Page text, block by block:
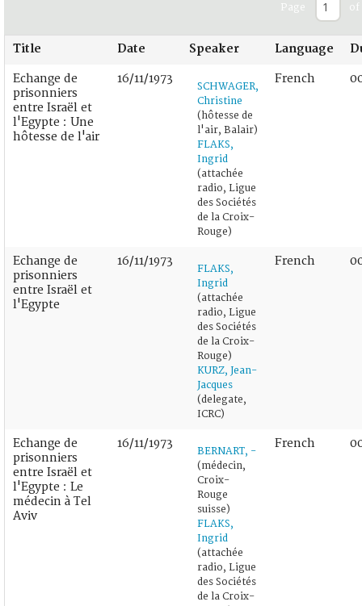
Page of
Title Date Speaker Language
Echange de
prisonniers
entre Israël et
l'Egypte : Une
hôtesse de l'air
16/11/1973
SCHWAGER,
Christine
(hôtesse de
l'air, Balair)
FLAKS,
Ingrid
(attachée
radio, Ligue
des Sociétés
de la Croix-
Rouge)
French
Echange de
prisonniers
entre Israël et
l'Egypte
16/11/1973
FLAKS,
Ingrid
(attachée
radio, Ligue
des Sociétés
de la Croix-
Rouge)
KURZ, Jean-
Jacques
(delegate,
ICRC)
French
Echange de
prisonniers
entre Israël et
l'Egypte : Le
médecin à Tel
Aviv
16/11/1973
BERNART, -
(médecin,
Croix-
Rouge
suisse)
FLAKS,
Ingrid
(attachée
radio, Ligue
des Sociétés
de la Croix-
French